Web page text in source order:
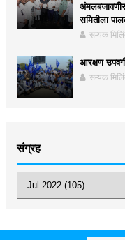
समितीला
सम्यक
आरक्षण
सम्यक
संग्रह